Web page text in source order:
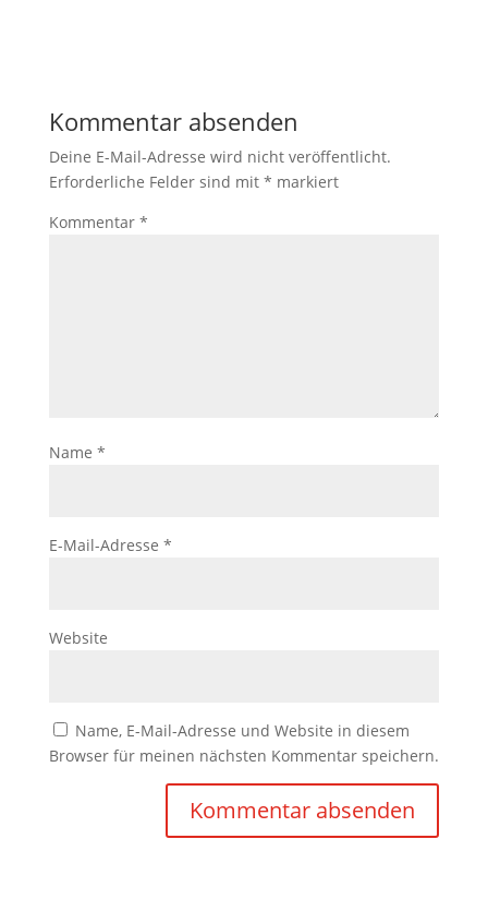
Kommentar absenden
Deine E-Mail-Adresse wird nicht veröffentlicht.
Erforderliche Felder sind mit * markiert
Kommentar *
Name *
E-Mail-Adresse *
Website
Name, E-Mail-Adresse und Website in diesem
Browser für meinen nächsten Kommentar speichern.